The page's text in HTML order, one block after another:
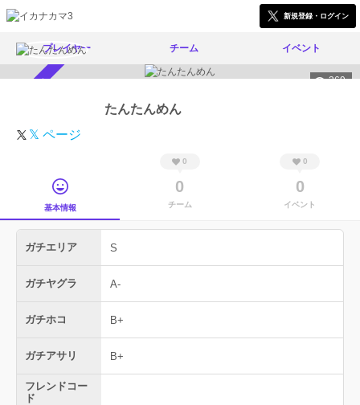
新規登録・ログイン
プレイヤー チーム イベント
369
たんたんめん
𝕏 ページ
基本情報
0
0
チーム
0
0
イベント
ガチエリア S
ガチヤグラ A-
ガチホコ B+
ガチアサリ B+
フレンドコー
ド